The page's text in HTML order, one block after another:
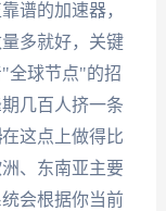
谱的加速器，
多就好，关键
全球节点"的招
几百人挤一条
在这点上做得比
、东南亚主要
会根据你当前